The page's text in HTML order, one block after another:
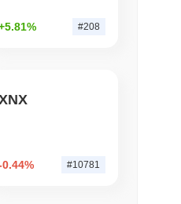
#208
0.44% #10781